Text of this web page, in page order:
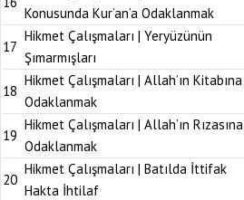
Konusunda Kur’an’a Odaklanmak
17
Hikmet Çalışmaları | Yeryüzünün
Şımarmışları
18
Hikmet Çalışmaları | Allah’ın Kitabına
Odaklanmak
19
Hikmet Çalışmaları | Allah’ın Rızasına
Odaklanmak
20
Hikmet Çalışmaları | Batılda İttifak
Hakta İhtilaf